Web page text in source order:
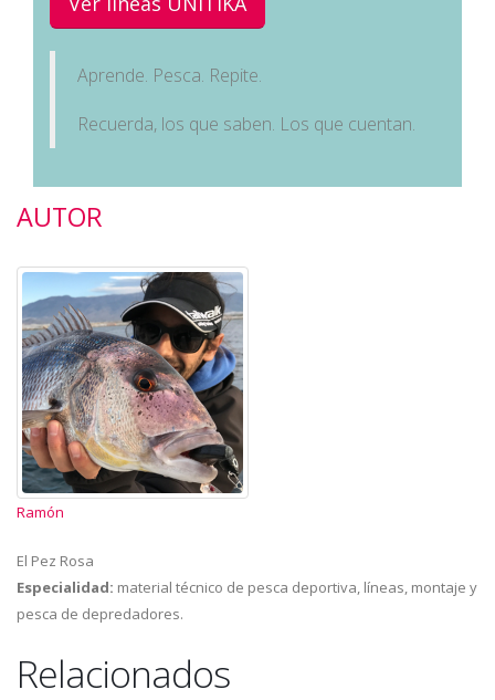
Aprende. Pesca. Repite.
Recuerda, los que saben. Los que cuentan.
AUTOR
Ramón
El Pez Rosa
Especialidad: material técnico de pesca deportiva, líneas, montaje y
pesca de depredadores.
Relacionados